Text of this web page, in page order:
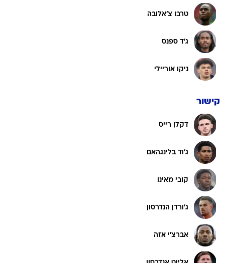
טרבו צ'אלובה
ג'ד ספנס
ניקו אוריילי
קישור
דקלן רייס
ג'וד בלינגהאם
קובי מאינו
ג'ורדן הנדרסון
אברצ'י אזה